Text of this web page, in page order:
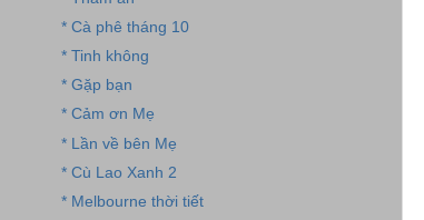
* Cà phê tháng 10
* Tinh không
* Gặp bạn
* Cảm ơn Mẹ
* Lần về bên Mẹ
* Cù Lao Xanh 2
* Melbourne thời tiết